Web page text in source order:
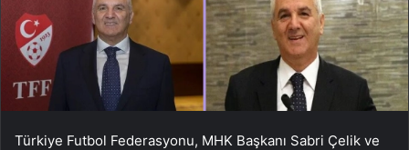
Türkiye Futbol Federasyonu, MHK Başkanı Sabri Çelik ve